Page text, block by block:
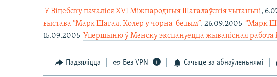
У Віцебску пачаліся XVI Міжнародныя Шагалаўскія чытаньні,
выстава “Марк Шагал. Колер у чорна-белым”, 26.09.2005 “Марк
15.09.2005  Упершыню ў Менску экспануецца жывапісная
Падзяліцца Без VPN Сачыце за абнаўленьнямі